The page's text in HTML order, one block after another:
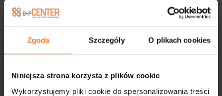
Zgoda Szczegóły O plikach cookies
Niniejsza strona korzysta z plików cookie
Wykorzystujemy pliki cookie do spersonalizowania treści
2013
2011
2010